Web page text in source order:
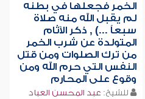
الخمر فجعلها في بطنه
لم يقبل الله منه صلاة
سبعاً ...) , ذكر الآثام
المتولدة عن شرب الخمر
من ترك الصلوات ومن قتل
النفس التي حرم الله ومن
وقوع على المحارم
للشيخ: عبد المحسن العباد